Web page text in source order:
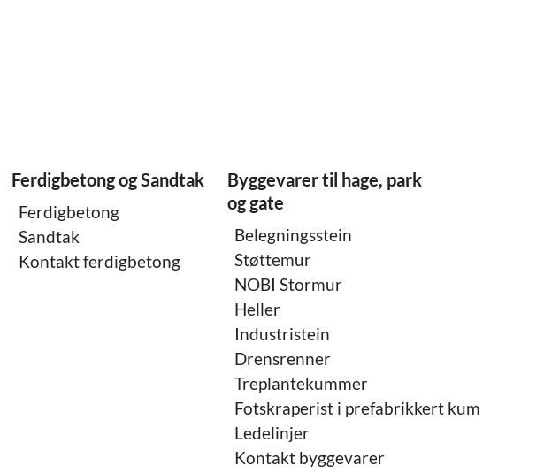
Ferdigbetong og Sandtak
Ferdigbetong
Sandtak
Kontakt ferdigbetong
Byggevarer til hage, park
og gate
Belegningsstein
Støttemur
NOBI Stormur
Heller
Industristein
Drensrenner
Treplantekummer
Fotskraperist i prefabrikkert kum
Ledelinjer
Kontakt byggevarer